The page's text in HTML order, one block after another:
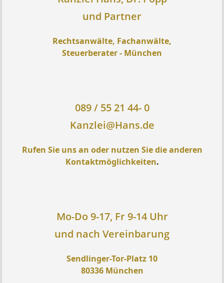
und Partner
Rechtsanwälte, Fachanwälte,
Steuerberater - München
089 / 55 21 44- 0
Kanzlei@Hans.de
Rufen Sie uns an oder nutzen Sie die anderen
Kontaktmöglichkeiten.
Mo-Do 9-17, Fr 9-14 Uhr
und nach Vereinbarung
Sendlinger-Tor-Platz 10
80336 München